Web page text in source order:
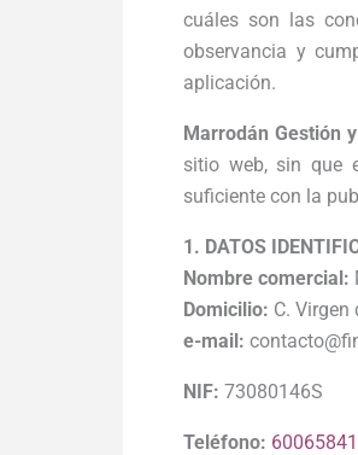
cuáles son las
observancia y
aplicación.
Marrodán Gestión
sitio web, sin que
suficiente con la
1. DATOS
Nombre comercial:
Domicilio: C. Virgen
e-mail:
NIF: 73080146S
Teléfono: